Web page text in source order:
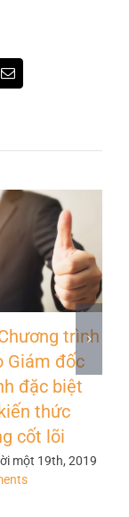
Email
trình
Giám đốc
đặc biệt
thức
cốt lõi
một 19th, 2019